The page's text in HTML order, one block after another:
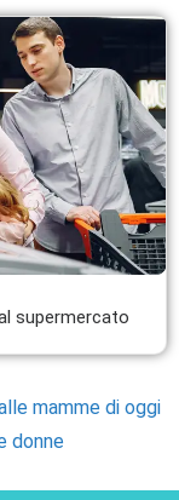
supermercato
mamme di oggi
donne